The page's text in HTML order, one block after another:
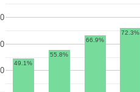
49.1%
55.8%
66.9%
72.3%